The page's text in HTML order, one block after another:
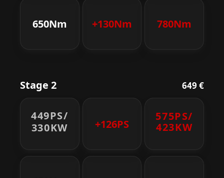
650Nm +130Nm 780Nm
Stage 2 649 €
449PS/
330KW
+126PS
575PS/
423KW